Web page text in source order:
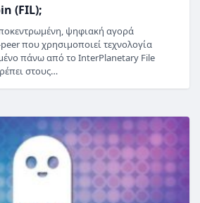
(FIL);
ψηφιακή αγορά
που χρησιμοποιεί τεχνολογία
πάνω από το InterPlanetary File
στους…